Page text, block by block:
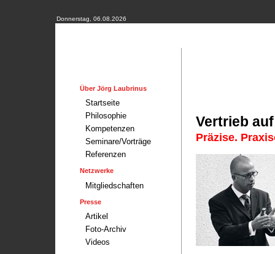
Donnerstag, 06.08.2026
Über Jörg Laubrinus
Startseite
Philosophie
Kompetenzen
Seminare/Vorträge
Referenzen
Netzwerke
Mitgliedschaften
Presse
Artikel
Foto-Archiv
Videos
Vertrieb
Präzise.